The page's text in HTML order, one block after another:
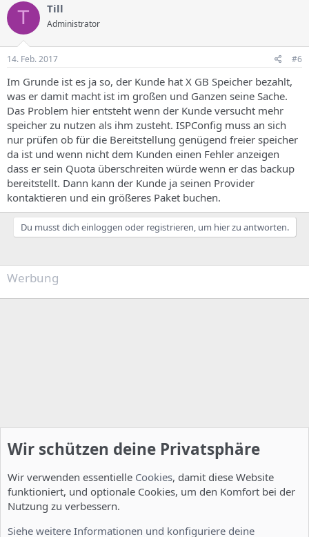
T Till
Administrator
14. Feb. 2017 #6
Im Grunde ist es ja so, der Kunde hat X GB Speicher bezahlt,
was er damit macht ist im großen und Ganzen seine Sache.
Das Problem hier entsteht wenn der Kunde versucht mehr
speicher zu nutzen als ihm zusteht. ISPConfig muss an sich
nur prüfen ob für die Bereitstellung genügend freier speicher
da ist und wenn nicht dem Kunden einen Fehler anzeigen
dass er sein Quota überschreiten würde wenn er das backup
bereitstellt. Dann kann der Kunde ja seinen Provider
kontaktieren und ein größeres Paket buchen.
Du musst dich einloggen oder registrieren, um hier zu antworten.
Werbung
Wir schützen deine Privatsphäre
Wir verwenden essentielle Cookies, damit diese Website
funktioniert, und optionale Cookies, um den Komfort bei der
Nutzung zu verbessern.
Siehe weitere Informationen und konfiguriere deine